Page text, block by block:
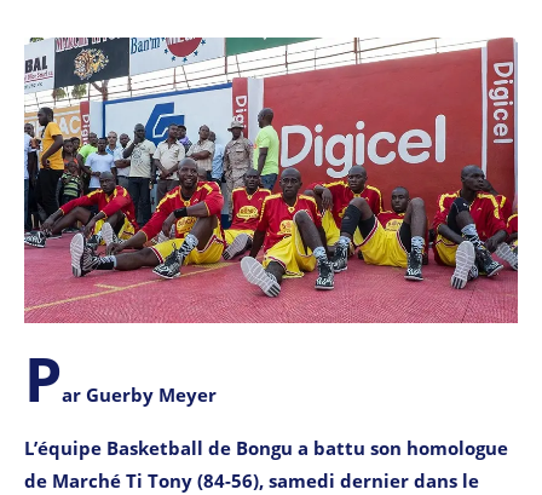
Par Guerby Meyer
L’équipe Basketball de Bongu a battu son homologue
de Marché Ti Tony (84-56), samedi dernier dans le